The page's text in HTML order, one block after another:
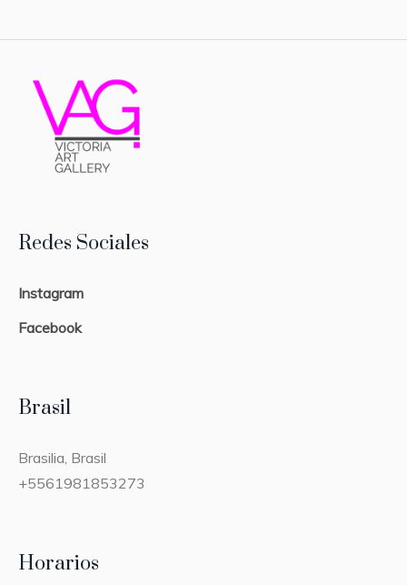
Redes Sociales
Instagram
Facebook
Brasil
Brasilia, Brasil
+5561981853273
Horarios